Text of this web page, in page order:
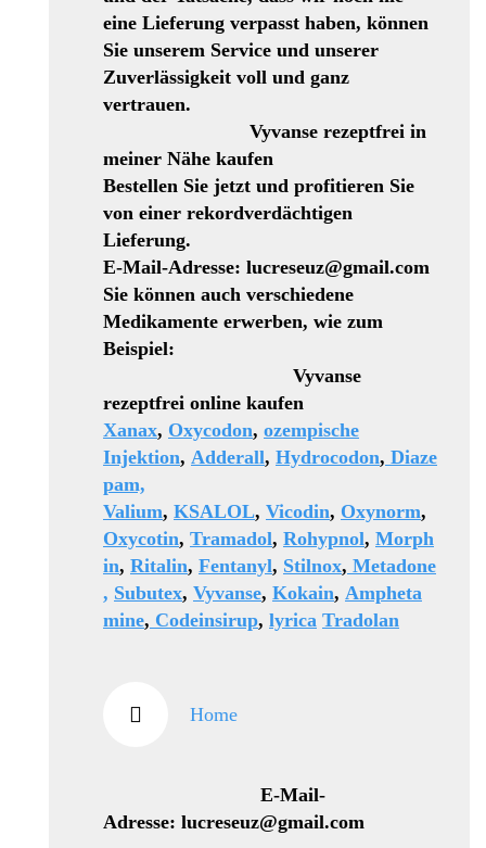
eine Lieferung verpasst haben, können
Sie unserem Service und unserer
Zuverlässigkeit voll und ganz
vertrauen.
Vyvanse rezeptfrei in
meiner Nähe kaufen
Bestellen Sie jetzt und profitieren Sie
von einer rekordverdächtigen
Lieferung.
E-Mail-Adresse: lucreseuz@gmail.com
Sie können auch verschiedene
Medikamente erwerben, wie zum
Beispiel:
Vyvanse
rezeptfrei online kaufen
Xanax, Oxycodon, ozempische
Injektion, Adderall, Hydrocodon, Diaze
pam,
Valium, KSALOL, Vicodin, Oxynorm,
Oxycotin, Tramadol, Rohypnol, Morph
in, Ritalin, Fentanyl, Stilnox, Metadone
, Subutex, Vyvanse, Kokain, Ampheta
mine, Codeinsirup, lyrica Tradolan
Home
E-Mail-
Adresse: lucreseuz@gmail.com